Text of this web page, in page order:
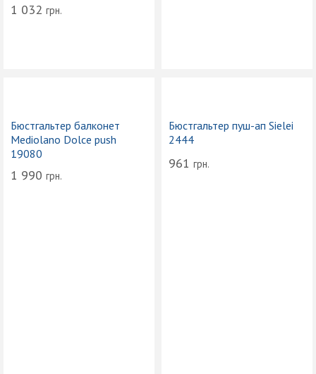
1 032 грн.
Бюстгальтер балконет
Mediolano Dolce push
19080
1 990 грн.
Бюстгальтер пуш-ап Sielei
2444
961 грн.